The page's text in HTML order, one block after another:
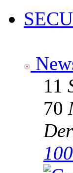
11
70